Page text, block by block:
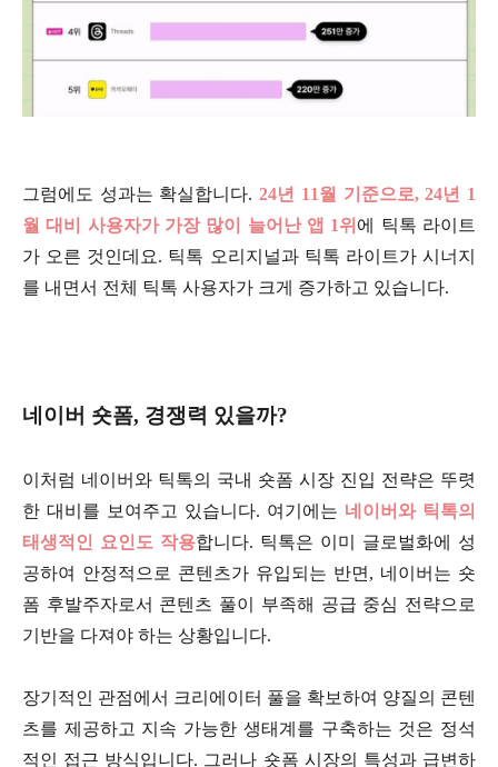
그럼에도 성과는 확실합니다.24년 11월 기준으로,24년 1
월 대비 사용자가 가장 많이 늘어난 앱 1위 에 틱톡 라이트
가 오른 것인데요. 틱톡 오리지널과 틱톡 라이트가 시너지
를 내면서 전체 틱톡 사용자가 크게 증가하고 있습니다.
네이버 숏폼, 경쟁력 있을까?
이처럼 네이버와 틱톡의 국내 숏폼 시장 진입 전략은 뚜렷
한 대비를 보여주고 있습니다. 여기에는 네이버와 틱톡의
태생적인 요인도 작용합니다. 틱톡은 이미 글로벌화에 성
공하여 안정적으로 콘텐츠가 유입되는 반면, 네이버는 숏
폼 후발주자로서 콘텐츠 풀이 부족해 공급 중심 전략으로
기반을 다져야 하는 상황입니다.
장기적인 관점에서 크리에이터 풀을 확보하여 양질의 콘텐
츠를 제공하고 지속 가능한 생태계를 구축하는 것은 정석
적인 접근 방식입니다. 그러나 숏폼 시장의 특성과 급변하